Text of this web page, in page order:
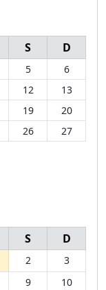
S D
5
6
12
13
19
20
26
27
S D
2
3
9
10